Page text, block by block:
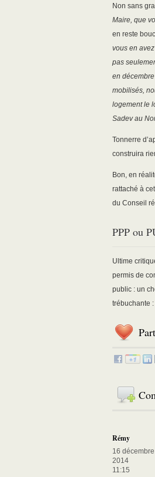
Non sans
Maire, que
en reste
vous en
pas
en
mobilisés,
logement le
Sadev au
Tonnerre
construira
Bon, en
rattaché à
du Conseil
PPP ou
Ultime
permis de
public : un
trébuchante :
Rémy
16 décembre
2014
11:15